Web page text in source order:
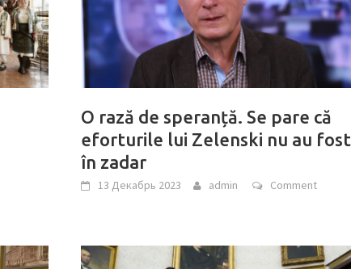
O rază de speranță. Se pare că
eforturile lui Zelenski nu au fost
în zadar
13 Декабрь 2023 admin Comment